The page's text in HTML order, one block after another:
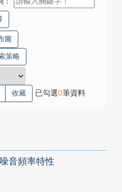
圖
策略
收藏 已勾選0筆資料
音頻率特性